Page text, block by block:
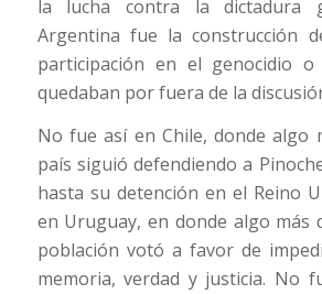
la lucha contra la dictadura
Argentina fue la construcción
participación en el genocidio o
quedaban por fuera de la
No fue así en Chile, donde algo
país siguió defendiendo a
hasta su detención en el Reino
en Uruguay, en donde algo más
población votó a favor de
memoria, verdad y justicia. No